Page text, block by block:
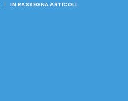
| IN RASSEGNA ARTICOLI